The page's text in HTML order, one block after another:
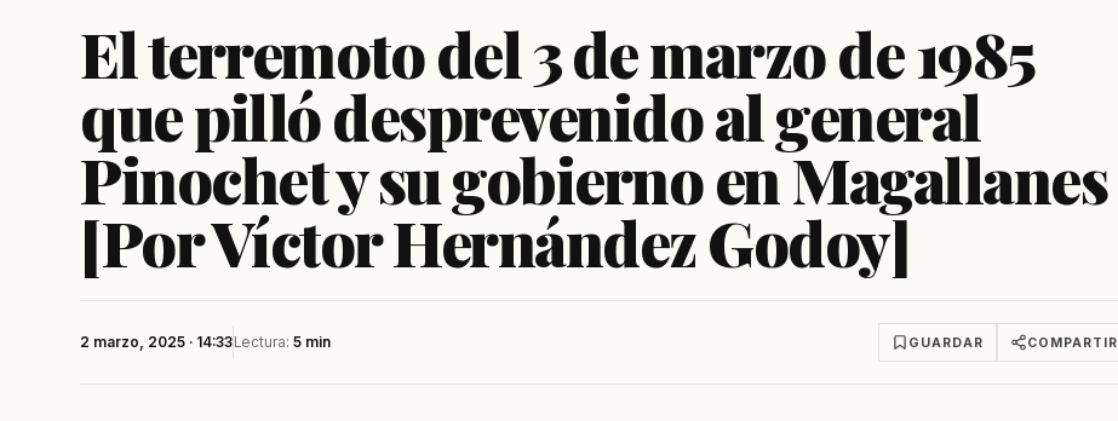
El terremoto del 3 de marzo de 1985
que pilló desprevenido al general
Pinochet y su gobierno en Magallanes
[Por Víctor Hernández Godoy]
2 marzo, 2025 · 14:33Lectura: 5 min GUARDAR COMPARTIR